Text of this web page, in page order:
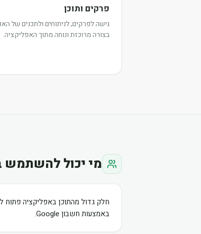
פרקים ותוכן
גישה לפרקים, לניתוחים ולתכנים של
בצורה מרוכזת ונוחה מתוך האפליקציה.
מי יכול להשתמש
חלק גדול מהתוכן באפליקציה פתוח
באמצעות חשבון Google.